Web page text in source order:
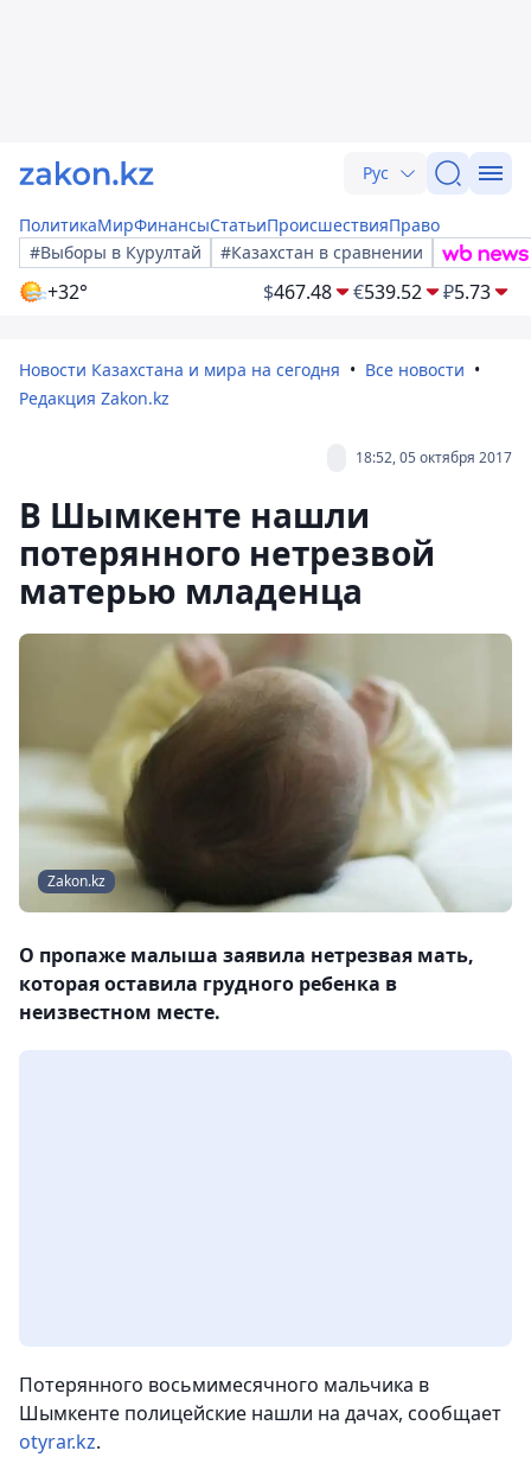
Рус
ПолитикаМирФинансыСтатьиПроисшествияПраво
#Выборы в Курултай
#Казахстан в сравнении
+32° $467.48 €539.52 ₽5.73
Новости Казахстана и мира на сегодня
Все новости
Редакция Zakon.kz
18:52, 05 октября 2017
В Шымкенте нашли
потерянного нетрезвой
матерью младенца
Zakon.kz
О пропаже малыша заявила нетрезвая мать,
которая оставила грудного ребенка в
неизвестном месте.
Потерянного восьмимесячного мальчика в
Шымкенте полицейские нашли на дачах, сообщает
otyrar.kz.